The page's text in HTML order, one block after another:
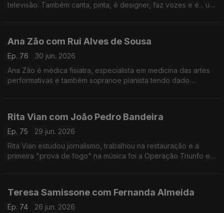
televisão. Também canta, pinta, é designer, faz vozes e é... um
Ana Zão com Rui Alves de Sousa
Ep. 76
30 jun. 2026
Ana Zão é médica fisiatra, especialista em medicina das artes
performativas e também sopranoe pianista tendo dado
Rita Vian com João Pedro Bandeira
Ep. 75
29 jun. 2026
Rita Vian estudou jornalismo, trabalhou na restauração e a
primeira "prova de fogo" na música foi a Operação Triunfo em
Teresa Samissone com Fernanda Almeida
Ep. 74 26 jun. 2026